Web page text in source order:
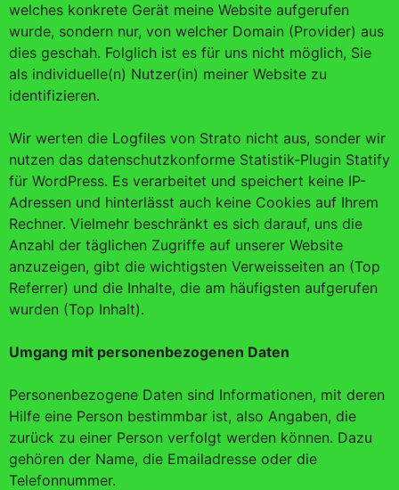
welches konkrete Gerät meine Website aufgerufen
wurde, sondern nur, von welcher Domain (Provider) aus
dies geschah. Folglich ist es für uns nicht möglich, Sie
als individuelle(n) Nutzer(in) meiner Website zu
identifizieren.
Wir werten die Logfiles von Strato nicht aus, sonder wir
nutzen das datenschutzkonforme Statistik-Plugin Statify
für WordPress. Es verarbeitet und speichert keine IP-
Adressen und hinterlässt auch keine Cookies auf Ihrem
Rechner. Vielmehr beschränkt es sich darauf, uns die
Anzahl der täglichen Zugriffe auf unserer Website
anzuzeigen, gibt die wichtigsten Verweisseiten an (Top
Referrer) und die Inhalte, die am häufigsten aufgerufen
wurden (Top Inhalt).
Umgang mit personenbezogenen Daten
Personenbezogene Daten sind Informationen, mit deren
Hilfe eine Person bestimmbar ist, also Angaben, die
zurück zu einer Person verfolgt werden können. Dazu
gehören der Name, die Emailadresse oder die
Telefonnummer.